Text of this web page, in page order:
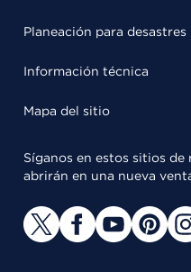
Planeación para desastres
Información técnica
Mapa del sitio
Síganos en estos sitios de
abrirán en una nueva